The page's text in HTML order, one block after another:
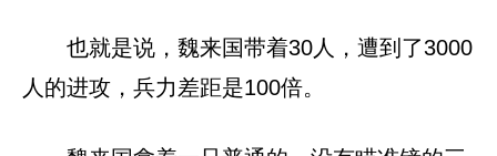
也就是说，魏来国带着30人，遭到了3000
人的进攻，兵力差距是100倍。